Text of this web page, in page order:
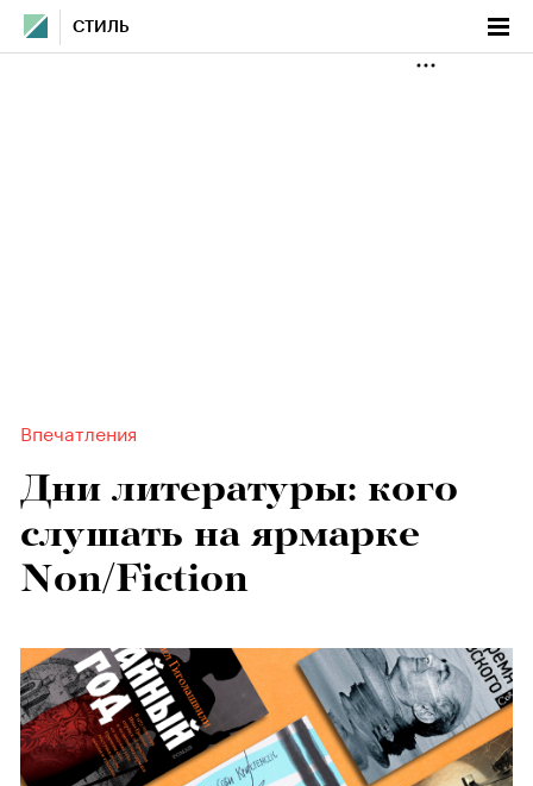
СТИЛЬ
Впечатления
Дни литературы: кого
слушать на ярмарке
Non/Fiction